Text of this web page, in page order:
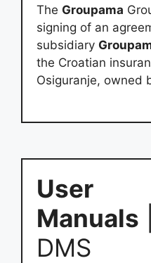
The Groupama
signing of an
subsidiary
the Croatian
Osiguranje, owned
User
Manuals
DMS